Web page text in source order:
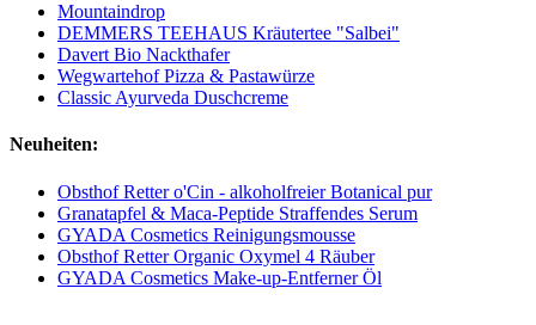
Mountaindrop
DEMMERS TEEHAUS Kräutertee "Salbei"
Davert Bio Nackthafer
Wegwartehof Pizza & Pastawürze
Classic Ayurveda Duschcreme
Neuheiten:
Obsthof Retter o'Cin - alkoholfreier Botanical pur
Granatapfel & Maca-Peptide Straffendes Serum
GYADA Cosmetics Reinigungsmousse
Obsthof Retter Organic Oxymel 4 Räuber
GYADA Cosmetics Make-up-Entferner Öl